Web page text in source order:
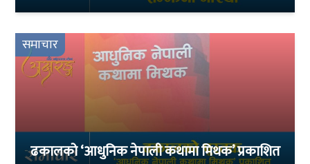
समाचार
ढकालको ‘आधुनिक नेपाली कथामा मिथक’ प्रकाशित